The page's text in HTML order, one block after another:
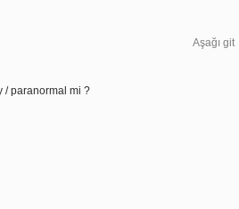
Aşağı git
/ paranormal mi ?